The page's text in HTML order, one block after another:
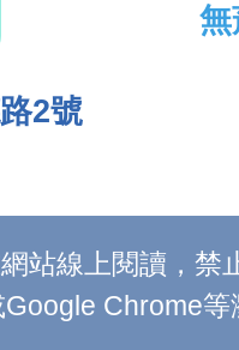
2號
無
站線上閱讀，禁
Chrome等